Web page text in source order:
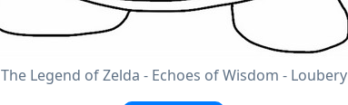
The Legend of Zelda - Echoes of Wisdom - Loubery